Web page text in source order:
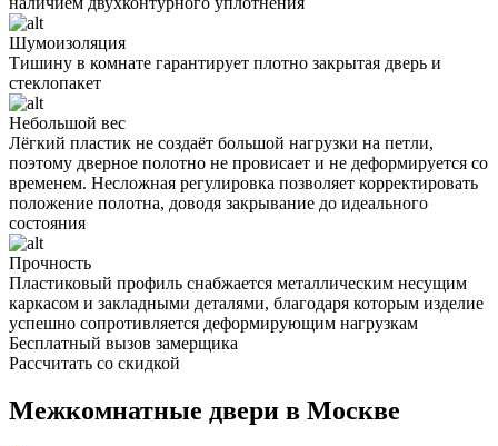
Шумоизоляция
Тишину в комнате гарантирует плотно закрытая дверь и
стеклопакет
Небольшой вес
Лёгкий пластик не создаёт большой нагрузки на петли,
поэтому дверное полотно не провисает и не деформируется со
временем. Несложная регулировка позволяет корректировать
положение полотна, доводя закрывание до идеального
состояния
Прочность
Пластиковый профиль снабжается металлическим несущим
каркасом и закладными деталями, благодаря которым изделие
успешно сопротивляется деформирующим нагрузкам
Бесплатный вызов замерщика
Рассчитать со скидкой
Межкомнатные двери в Москве